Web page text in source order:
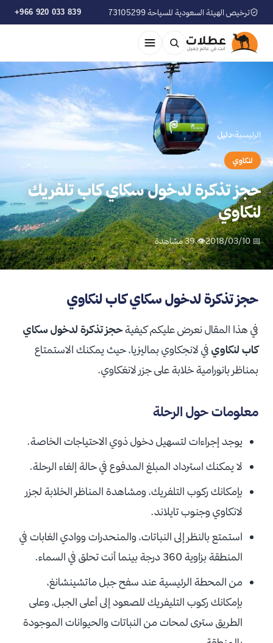
ترخيص الهيئة السعودية للسياحة 73105299 +966 920 033 839
الرئيسية›دليل
لنكاوي
حجز تذكرة لدخول سكاي كاب تلفريك
لنكاوي
📅 2018/03/10 👁 39 مشاهدة
حجز تذكرة لدخول سكاي كاب لنكاوي
في هذا المقال نعرض عليكم كيفيةحجز تذكرة لدخول سكاي
كاب لنكاوي في لانجكاوي بماليزيا، حيث يمكنك الاستمتاع
بمناظر بانورامية خلابة على جزر لانغكاوي.
معلومات حول الرحلة
يوجد إجراءات لتسهيل دخول ذوي الاحتياجات الخاصة.
لا يمكنك استرداد المبلغ المدفوع في حالة إلغاء الرحلة.
بإمكانك ركوب التلفريك، ومشاهدة المناظر الخلابة لجزر
لانكاوي وجنوب تايلاند.
استمتع بالنظر إلى النباتات، والمنحدرات ووادي الغابات في
المنطقة بزاوية 360 درجة بينما أنت تحلق في السماء.
من المحطة الرئيسية عند سفح جبل ماتشينشانغ،
بإمكانك ركوب التليفريك للصعود إلى أعلى الجبل، وعلى
الطريق سترى لمحات من النباتات والحيوانات الموجودة